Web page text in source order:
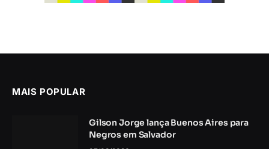
MAIS POPULAR
Gilson Jorge lança Buenos Aires para
Negros em Salvador